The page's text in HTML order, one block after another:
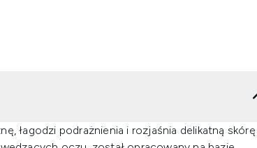
łagodzi podrażnienia i rozjaśnia delikatną skórę